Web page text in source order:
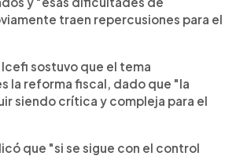
traen repercusiones para el
sostuvo que el tema
la reforma fiscal, dado que "la
siendo crítica y compleja para el
que "si se sigue con el control